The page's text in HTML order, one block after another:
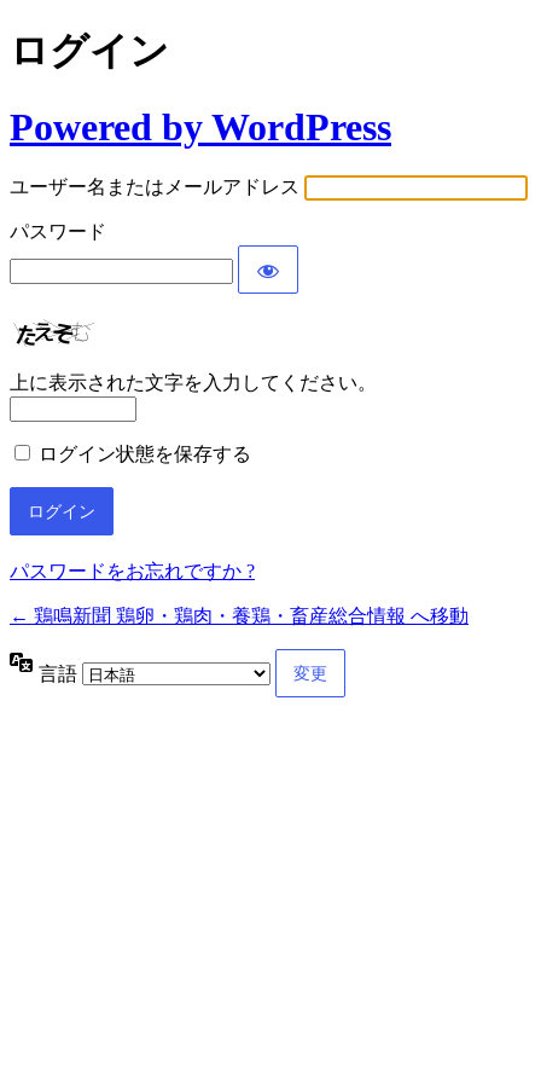
ログイン
Powered by WordPress
ユーザー名またはメールアドレス
パスワード
上に表示された文字を入力してください。
ログイン状態を保存する
パスワードをお忘れですか ?
← 鶏鳴新聞 鶏卵・鶏肉・養鶏・畜産総合情報 へ移動
言語